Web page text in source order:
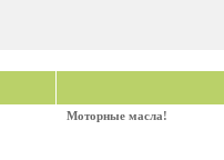
Моторные масла!